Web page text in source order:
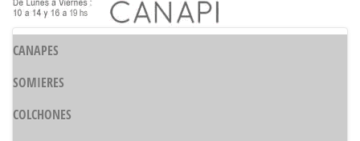
CANAPES
SOMIERES
COLCHONES